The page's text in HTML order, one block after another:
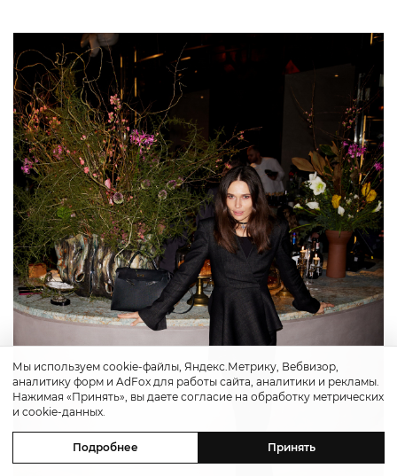
Мы используем cookie-файлы, Яндекс.Метрику, Вебвизор,
аналитику форм и AdFox для работы сайта, аналитики и рекламы.
Нажимая «Принять», вы даете согласие на обработку метрических
и cookie-данных.
Подробнее Принять